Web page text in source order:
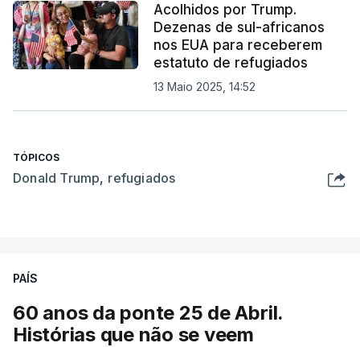
Acolhidos por Trump.
Dezenas de sul-africanos
nos EUA para receberem
estatuto de refugiados
13 Maio 2025, 14:52
TÓPICOS
Donald Trump, refugiados
PAÍS
60 anos da ponte 25 de Abril.
Histórias que não se veem